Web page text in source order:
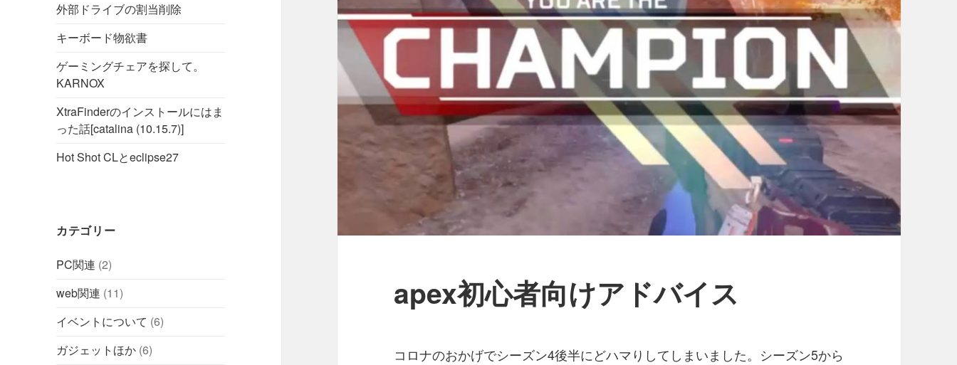
外部ドライブの割当削除
キーボード物欲書
ゲーミングチェアを探して。
KARNOX
XtraFinderのインストールにはま
った話[catalina (10.15.7)]
Hot Shot CLとeclipse27
カテゴリー
PC関連 (2)
web関連 (11)
イベントについて (6)
ガジェットほか (6)
apex初心者向けアドバイス
コロナのおかげでシーズン4後半にどハマりしてしまいました。シーズン5から